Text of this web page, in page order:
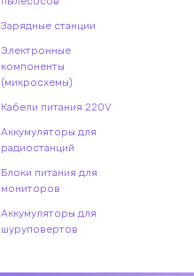
Зарядные станции
Электронные
компоненты
(микросхемы)
Кабели питания 220V
Аккумуляторы для
радиостанций
Блоки питания для
мониторов
Аккумуляторы для
шуруповертов